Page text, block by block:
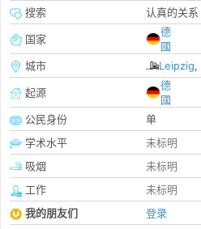
搜索
认真的关系
国家
德
國
城市
Leipzig,
起源
德
國
公民身份
单
学术水平
未标明
吸烟
未标明
工作
未标明
我的朋友们
登录